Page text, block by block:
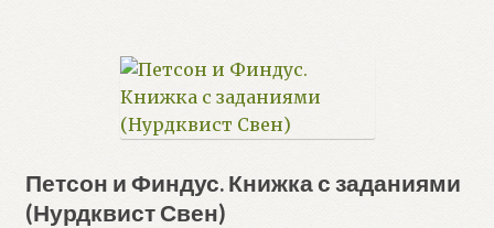
Петсон и Финдус. Книжка с заданиями
(Нурдквист Свен)